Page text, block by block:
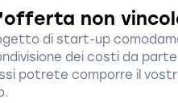
non
di start-up
dei costi da
potrete comporre il